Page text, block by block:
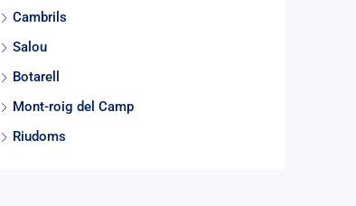
Cambrils
Salou
Botarell
Mont-roig del Camp
Riudoms